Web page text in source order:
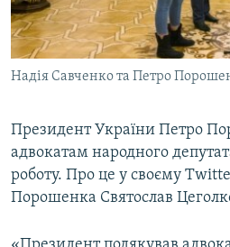
ВІДЕОУРОКИ «ELIFBE»
СВІДЧЕННЯ ОКУПАЦІЇ
УКРАЇНСЬКА ПРОБЛЕМА КРИМУ
Русский
Qırımtatar
Усі сайти RFE/RL
Надія Савченко та Петро
Президент України Петро
адвокатам народного
роботу. Про це у своєму
Порошенка Святослав